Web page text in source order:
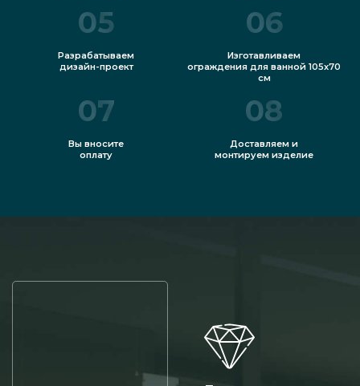
05
Разрабатываем
дизайн-проект
06
Изготавливаем
ограждения для ванной 105x70
см
07
Вы вносите
оплату
08
Доставляем и
монтируем изделие